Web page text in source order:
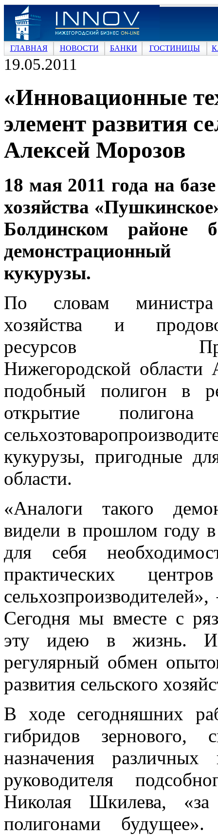
ГЛАВНАЯ НОВОСТИ БАНКИ ГОСТИНИЦЫ
19.05.2011
«Инновационные
элемент развития
Алексей Морозов
18 мая 2011 года на
хозяйства
Болдинском районе
кукурузы.
По словам министра
хозяйства и
ресурсов
Нижегородской области
подобный полигон в
открытие полигона
кукурузы, пригодные
области.
«Аналоги такого
видели в прошлом году в
для себя
практических
Сегодня мы вместе с
эту идею в жизнь.
регулярный обмен
развития сельского
В ходе сегодняшних
гибридов зернового,
назначения
руководителя
Николая Шкилева, «за
полигонами